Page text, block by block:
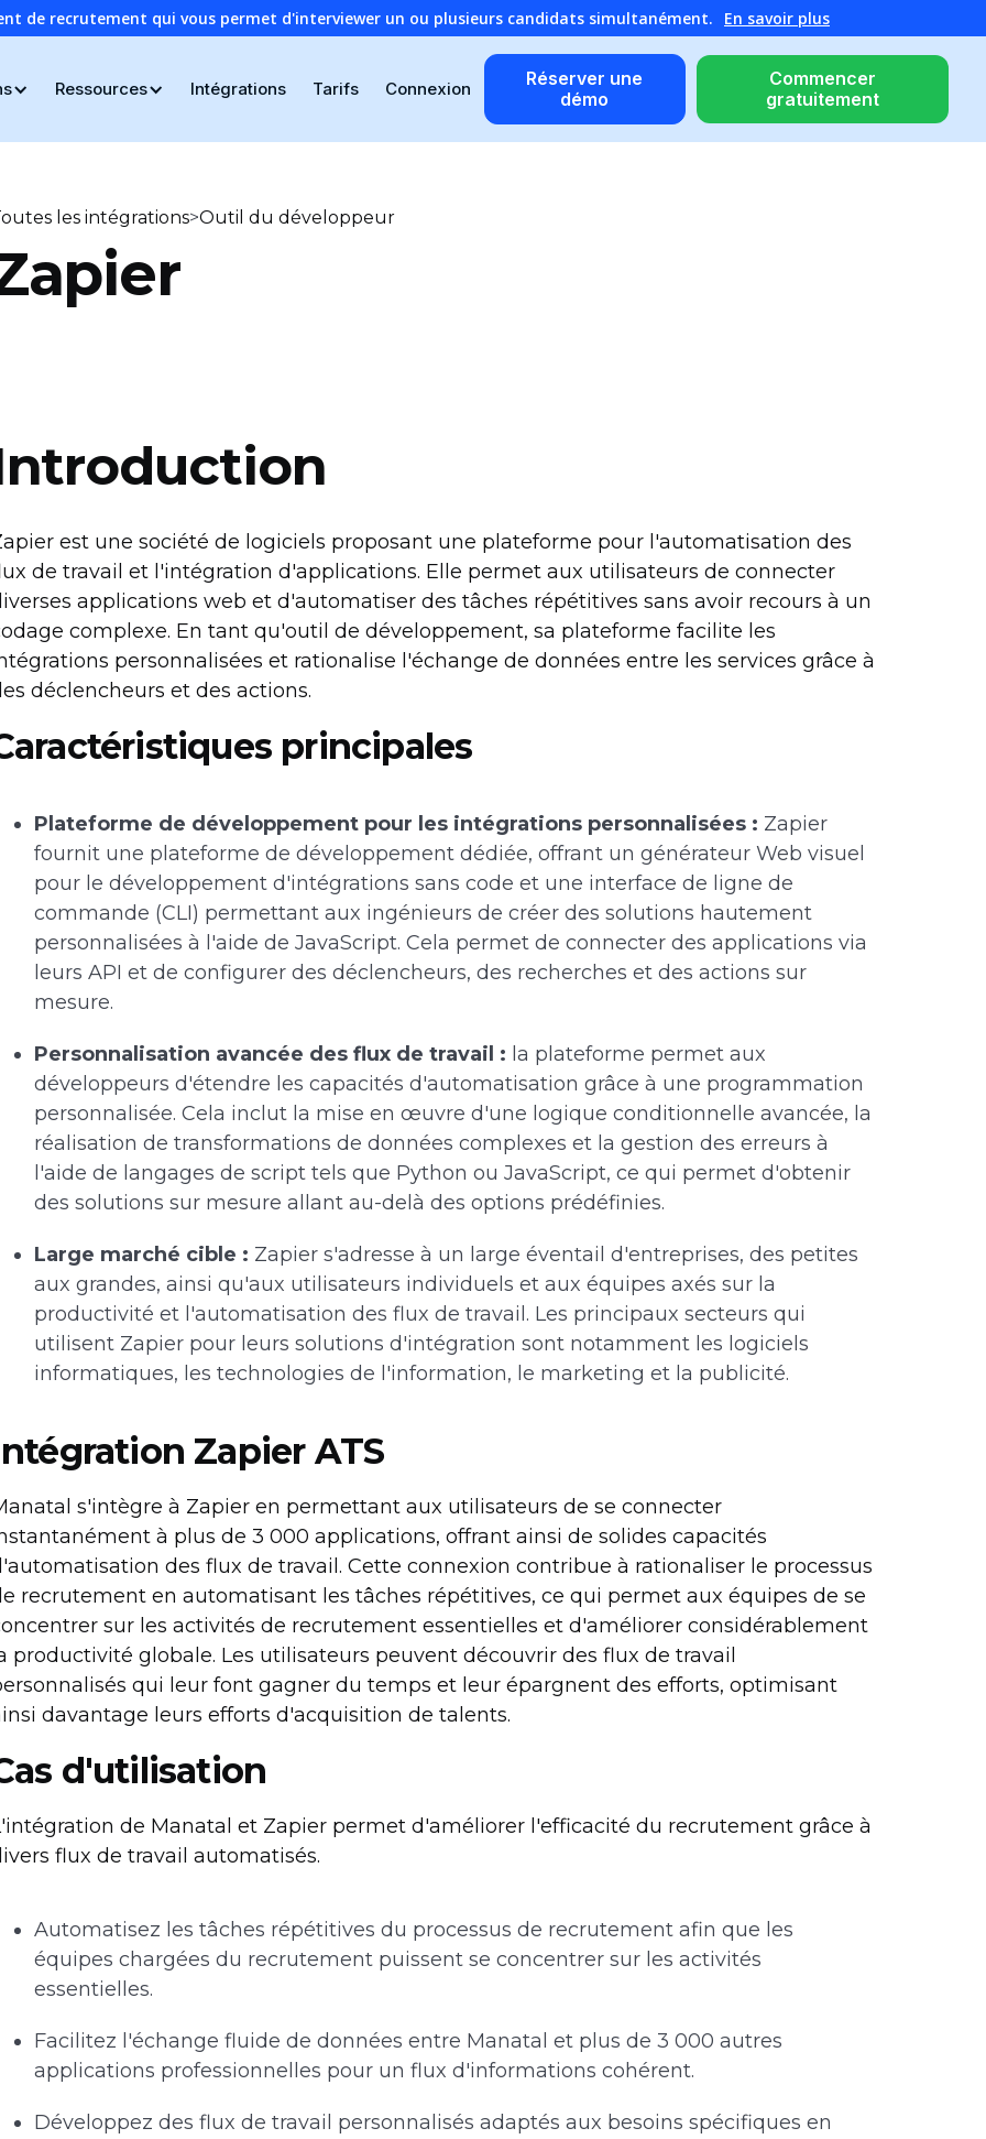
de recrutement qui vous permet d'interviewer un ou plusieurs candidats simultanément. En savoir plus
Ressources Intégrations Tarifs Connexion
Réserver une
démo
Commencer
gratuitement
les intégrations>Outil du développeur
est une société de logiciels proposant une plateforme pour l'automatisation des
de travail et l'intégration d'applications. Elle permet aux utilisateurs de connecter
applications web et d'automatiser des tâches répétitives sans avoir recours à un
complexe. En tant qu'outil de développement, sa plateforme facilite les
personnalisées et rationalise l'échange de données entre les services grâce à
déclencheurs et des actions.
principales
Plateforme de développement pour les intégrations personnalisées : Zapier
fournit une plateforme de développement dédiée, offrant un générateur Web visuel
pour le développement d'intégrations sans code et une interface de ligne de
commande (CLI) permettant aux ingénieurs de créer des solutions hautement
personnalisées à l'aide de JavaScript. Cela permet de connecter des applications via
leurs API et de configurer des déclencheurs, des recherches et des actions sur
mesure.
Personnalisation avancée des flux de travail : la plateforme permet aux
développeurs d'étendre les capacités d'automatisation grâce à une programmation
personnalisée. Cela inclut la mise en œuvre d'une logique conditionnelle avancée, la
réalisation de transformations de données complexes et la gestion des erreurs à
l'aide de langages de script tels que Python ou JavaScript, ce qui permet d'obtenir
des solutions sur mesure allant au-delà des options prédéfinies.
Large marché cible : Zapier s'adresse à un large éventail d'entreprises, des petites
aux grandes, ainsi qu'aux utilisateurs individuels et aux équipes axés sur la
productivité et l'automatisation des flux de travail. Les principaux secteurs qui
utilisent Zapier pour leurs solutions d'intégration sont notamment les logiciels
informatiques, les technologies de l'information, le marketing et la publicité.
Zapier ATS
s'intègre à Zapier en permettant aux utilisateurs de se connecter
à plus de 3 000 applications, offrant ainsi de solides capacités
des flux de travail. Cette connexion contribue à rationaliser le processus
recrutement en automatisant les tâches répétitives, ce qui permet aux équipes de se
sur les activités de recrutement essentielles et d'améliorer considérablement
productivité globale. Les utilisateurs peuvent découvrir des flux de travail
qui leur font gagner du temps et leur épargnent des efforts, optimisant
davantage leurs efforts d'acquisition de talents.
d'utilisation
de Manatal et Zapier permet d'améliorer l'efficacité du recrutement grâce à
flux de travail automatisés.
Automatisez les tâches répétitives du processus de recrutement afin que les
équipes chargées du recrutement puissent se concentrer sur les activités
essentielles.
Facilitez l'échange fluide de données entre Manatal et plus de 3 000 autres
applications professionnelles pour un flux d'informations cohérent.
Développez des flux de travail personnalisés adaptés aux besoins spécifiques en